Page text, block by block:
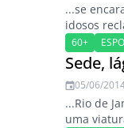
...se
idosos
60+
Sede,
05/06/
...Rio de
uma